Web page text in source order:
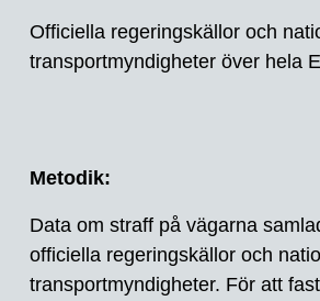
Officiella regeringskällor och
transportmyndigheter över hela
Metodik:
Data om straff på vägarna
officiella regeringskällor och
transportmyndigheter. För att